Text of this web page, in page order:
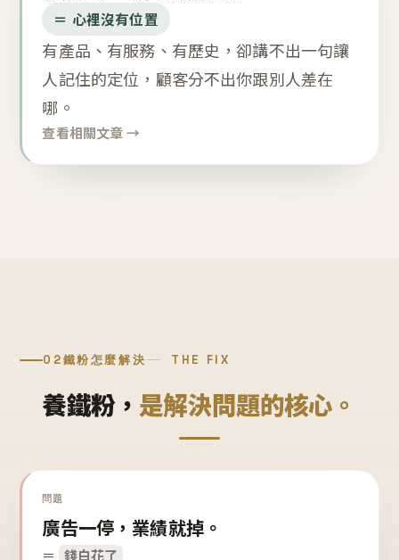
＝ 心裡沒有位置
有產品、有服務、有歷史，卻講不出一句讓
人記住的定位，顧客分不出你跟別人差在
哪。
查看相關文章 →
02鐵粉怎麼解決 THE FIX
養鐵粉， 是解決問題的核心。
問題
廣告一停，業績就掉。
＝ 錢白花了